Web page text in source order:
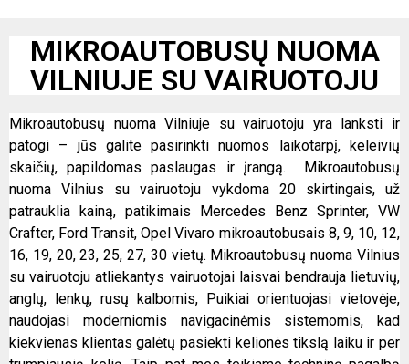
MIKROAUTOBUSŲ NUOMA
VILNIUJE SU VAIRUOTOJU
Mikroautobusų nuoma Vilniuje su vairuotoju yra lanksti ir
patogi – jūs galite pasirinkti nuomos laikotarpį, keleivių
skaičių, papildomas paslaugas ir įrangą. Mikroautobusų
nuoma Vilnius su vairuotoju vykdoma 20 skirtingais, už
patrauklia kainą, patikimais Mercedes Benz Sprinter, VW
Crafter, Ford Transit, Opel Vivaro mikroautobusais 8, 9, 10, 12,
16, 19, 20, 23, 25, 27, 30 vietų. Mikroautobusų nuoma Vilnius
su vairuotoju atliekantys vairuotojai laisvai bendrauja lietuvių,
anglų, lenkų, rusų kalbomis, Puikiai orientuojasi vietovėje,
naudojasi moderniomis navigacinėmis sistemomis, kad
kiekvienas klientas galėtų pasiekti kelionės tikslą laiku ir per